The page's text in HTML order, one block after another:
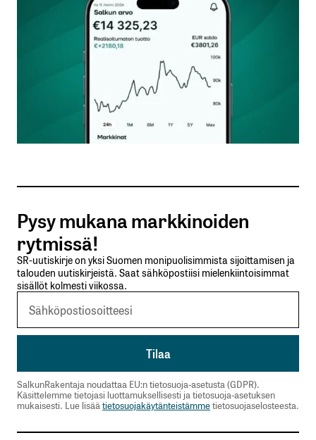
rekisteröityä
Sähköpostiosoitettasi ei julkaista.Pakolliset
Kommentti
Nimesi tai nimimerkkisi*
Sähköpostiosoitteesi*
Pysy mukana markkinoiden
rytmissä!
SR-uutiskirje on yksi Suomen monipuolisimmista sijoittamisen ja
talouden uutiskirjeistä. Saat sähköpostiisi mielenkiintoisimmat
sisällöt kolmesti viikossa.
SalkunRakentaja noudattaa EU:n tietosuoja-asetusta (GDPR).
Käsittelemme tietojasi luottamuksellisesti ja tietosuoja-asetuksen
mukaisesti. Lue lisää tietosuojakäytänteistämmetietosuojaselosteesta.